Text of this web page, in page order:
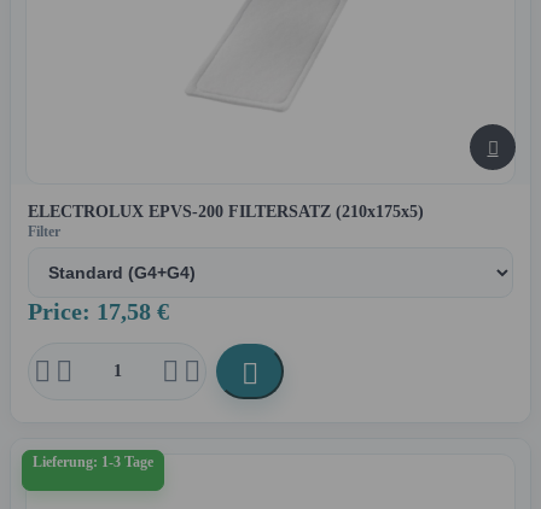

ELECTROLUX EPVS-200 FILTERSATZ (210x175x5)
Filter
Price: 17,58 €
    
Lieferung: 1-3 Tage